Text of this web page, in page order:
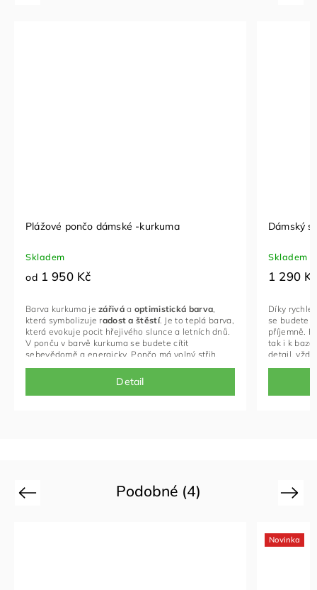
Plážové pončo dámské -kurkuma
Skladem
od 1 950 Kč
Detail
Barva kurkuma jezářiváa optimistická barva
která symbolizuje radost a štěstí. Je to teplá barva,
která evokuje pocit hřejivého slunce a letních dnů.
V ponču v barvě kurkuma se budete cítit
sebevědomě a energicky. Pončo má volný střih,
Dámský
Skladem
1 290
Díky
se budete
příjemně.
tak i k
detail,
Podobné (4)
Previous
Novinka
Next